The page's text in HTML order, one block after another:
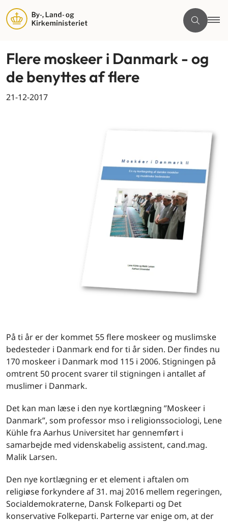
Flere moskeer i Danmark - og
de benyttes af flere
21-12-2017
På ti år er der kommet 55 flere moskeer og muslimske
bedesteder i Danmark end for ti år siden. Der findes nu
170 moskeer i Danmark mod 115 i 2006. Stigningen på
omtrent 50 procent svarer til stigningen i antallet af
muslimer i Danmark.
Det kan man læse i den nye kortlægning ”Moskeer i
Danmark”, som professor mso i religionssociologi, Lene
Kühle fra Aarhus Universitet har gennemført i
samarbejde med videnskabelig assistent, cand.mag.
Malik Larsen.
Den nye kortlægning er et element i aftalen om
religiøse forkyndere af 31. maj 2016 mellem regeringen,
Socialdemokraterne, Dansk Folkeparti og Det
konservative Folkeparti. Parterne var enige om, at der